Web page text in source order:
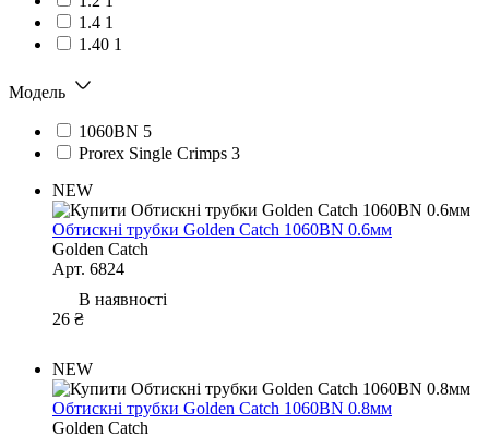
1.4 1
1.40 1
Модель
1060BN 5
Prorex Single Crimps 3
NEW
Обтискні трубки Golden Catch 1060BN 0.6мм
Golden Catch
Арт. 6824
В наявності
26 ₴
NEW
Обтискні трубки Golden Catch 1060BN 0.8мм
Golden Catch